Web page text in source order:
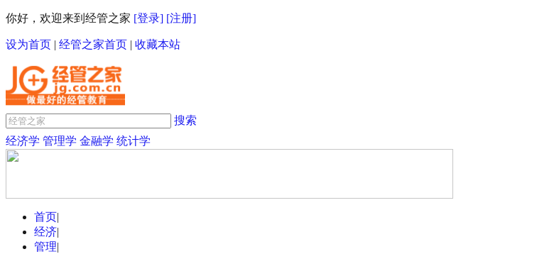
你好，欢迎来到经管之家 [登录] [注册]
设为首页 | 经管之家首页 | 收藏本站
搜索
经济学 管理学 金融学 统计学
首页|
经济|
管理|